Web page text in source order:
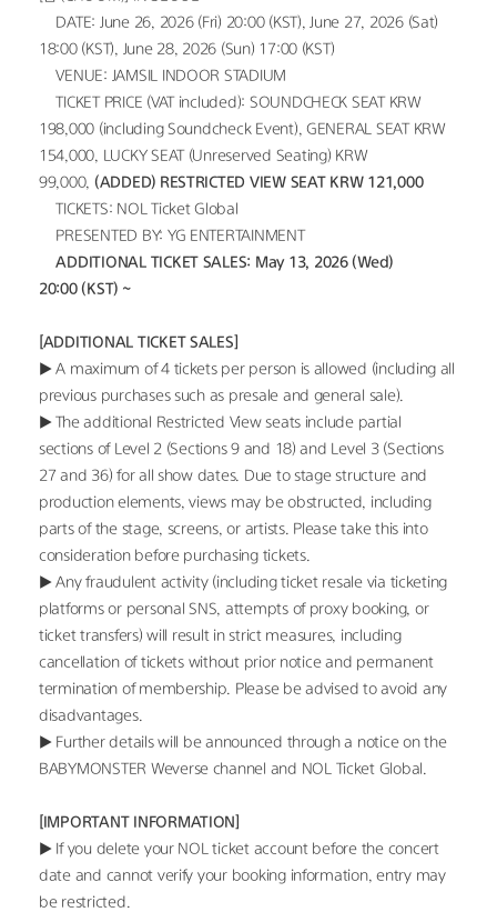
• DATE: June 26, 2026 (Fri) 20:00 (KST), June 27, 2026 (Sat)
18:00 (KST), June 28, 2026 (Sun) 17:00 (KST)
• VENUE: JAMSIL INDOOR STADIUM
• TICKET PRICE (VAT included): SOUNDCHECK SEAT KRW
198,000 (including Soundcheck Event), GENERAL SEAT KRW
154,000, LUCKY SEAT (Unreserved Seating) KRW
99,000, (ADDED) RESTRICTED VIEW SEAT KRW 121,000
• TICKETS: NOL Ticket Global
• PRESENTED BY: YG ENTERTAINMENT
• ADDITIONAL TICKET SALES: May 13, 2026 (Wed)
20:00 (KST) ~
[ADDITIONAL TICKET SALES]
▶ A maximum of 4 tickets per person is allowed (including all
previous purchases such as presale and general sale).
▶ The additional Restricted View seats include partial
sections of Level 2 (Sections 9 and 18) and Level 3 (Sections
27 and 36) for all show dates. Due to stage structure and
production elements, views may be obstructed, including
parts of the stage, screens, or artists. Please take this into
consideration before purchasing tickets.
▶ Any fraudulent activity (including ticket resale via ticketing
platforms or personal SNS, attempts of proxy booking, or
ticket transfers) will result in strict measures, including
cancellation of tickets without prior notice and permanent
termination of membership. Please be advised to avoid any
disadvantages.
▶ Further details will be announced through a notice on the
BABYMONSTER Weverse channel and NOL Ticket Global.
[IMPORTANT INFORMATION]
▶ If you delete your NOL ticket account before the concert
date and cannot verify your booking information, entry may
be restricted.